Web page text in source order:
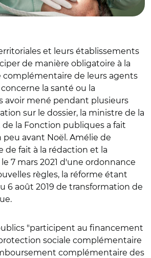
et leurs établissements
de manière obligatoire à la
complémentaire de leurs agents
la santé ou la
avoir mené pendant plusieurs
sur le dossier, la ministre de la
la Fonction publiques a fait
avant Noël. Amélie de
fait à la rédaction et la
7 mars 2021 d'une ordonnance
règles, la réforme étant
6 août 2019 de transformation de
"participent au financement
sociale complémentaire
complémentaire des